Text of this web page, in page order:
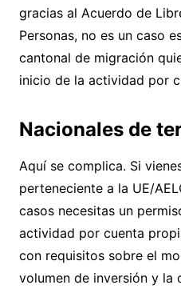
gracias al Acuerdo de
Personas, no es un caso
cantonal de migración
inicio de la actividad por
Nacionales de
Aquí se complica. Si
perteneciente a la UE/
casos necesitas un
actividad por cuenta
con requisitos sobre el
volumen de inversión y la